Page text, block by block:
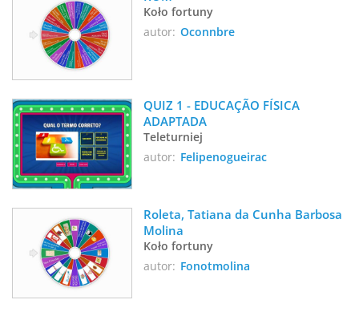
Koło fortuny
autor: Oconnbre
QUIZ 1 - EDUCAÇÃO FÍSICA
ADAPTADA
Teleturniej
autor: Felipenogueirac
Roleta, Tatiana da Cunha Barbosa
Molina
Koło fortuny
autor: Fonotmolina